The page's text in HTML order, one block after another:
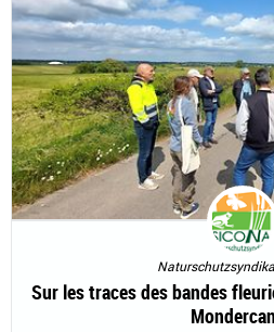
Sur les traces des bandes